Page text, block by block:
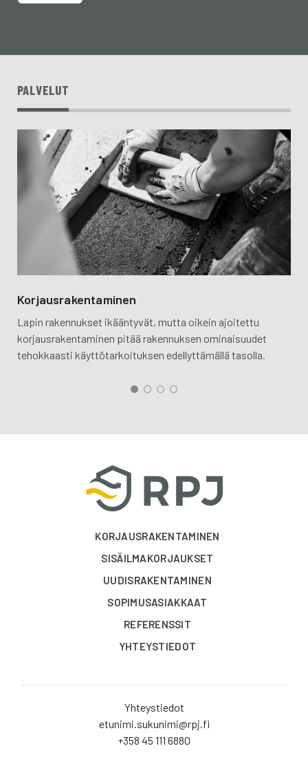
PALVELUT
Korjausrakentaminen
Lapin rakennukset ikääntyvät, mutta oikein ajoitettu
korjausrakentaminen pitää rakennuksen ominaisuudet
tehokkaasti käyttötarkoituksen edellyttämällä tasolla.
Lue lisää
KORJAUSRAKENTAMINEN
SISÄILMAKORJAUKSET
UUDISRAKENTAMINEN
SOPIMUSASIAKKAAT
REFERENSSIT
YHTEYSTIEDOT
Yhteystiedot
etunimi.sukunimi@rpj.fi
+358 45 111 6880